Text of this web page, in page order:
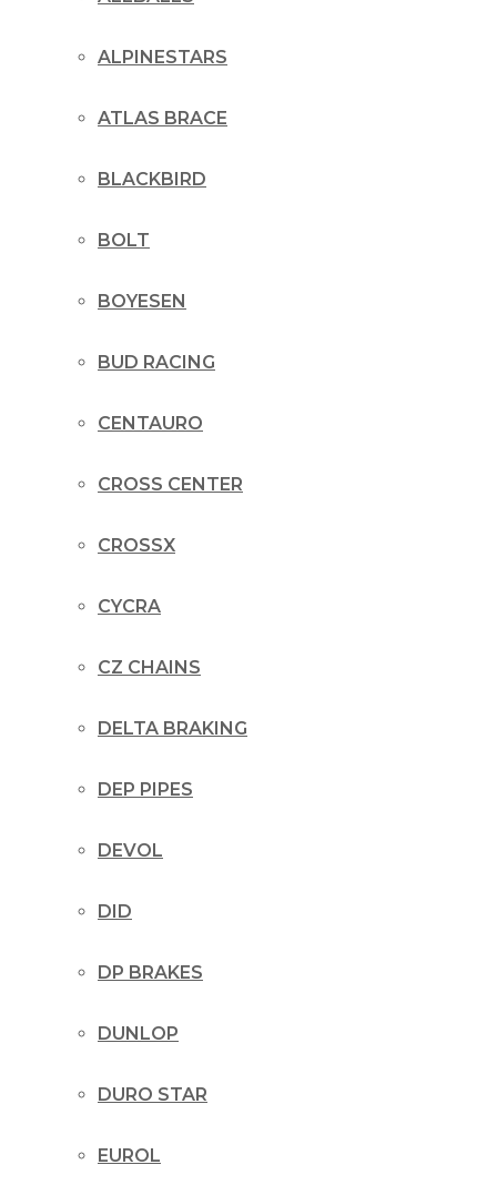
ALPINESTARS
ATLAS BRACE
BLACKBIRD
BOLT
BOYESEN
BUD RACING
CENTAURO
CROSS CENTER
CROSSX
CYCRA
CZ CHAINS
DELTA BRAKING
DEP PIPES
DEVOL
DID
DP BRAKES
DUNLOP
DURO STAR
EUROL